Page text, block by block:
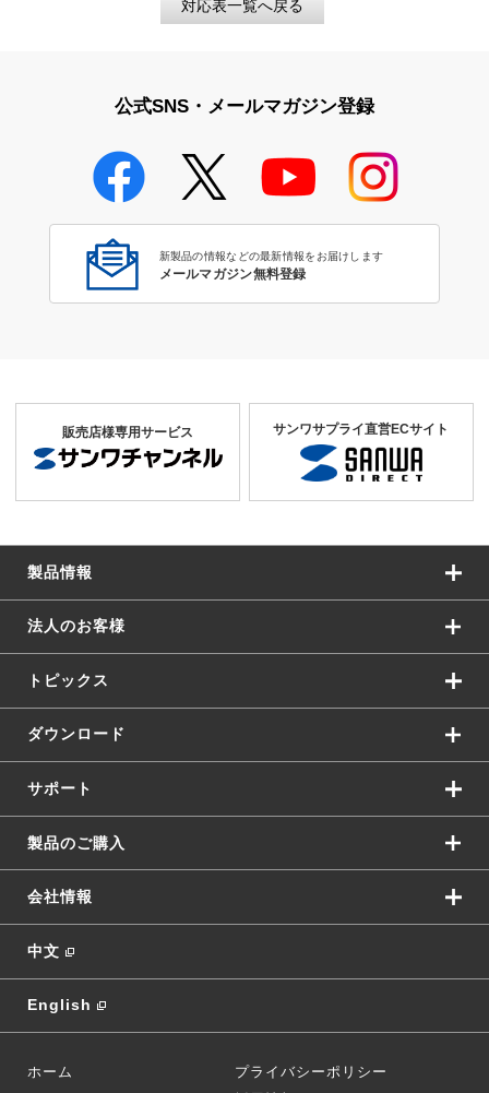
対応表一覧へ戻る
公式SNS・メールマガジン登録
新製品の情報などの最新情報をお届けします
メールマガジン無料登録
販売店様専用サービス サンワサプライ直営ECサイト
製品情報
法人のお客様
トピックス
ダウンロード
サポート
製品のご購入
会社情報
中文
English
ホーム
プライバシーポリシー